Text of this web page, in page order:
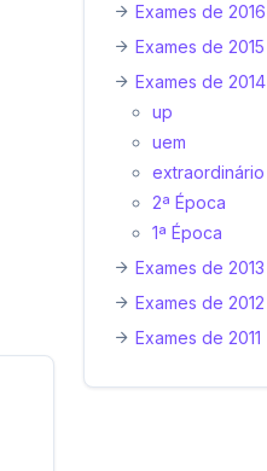
Exames de 2016
Exames de 2015
Exames de 2014
up
uem
extraordinário
2ª Época
1ª Época
Exames de 2013
Exames de 2012
Exames de 2011